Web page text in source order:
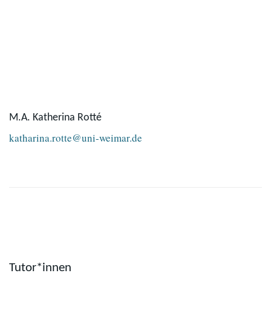
M.A. Katherina Rotté
katharina.rotte@uni-weimar.de
Tutor*innen